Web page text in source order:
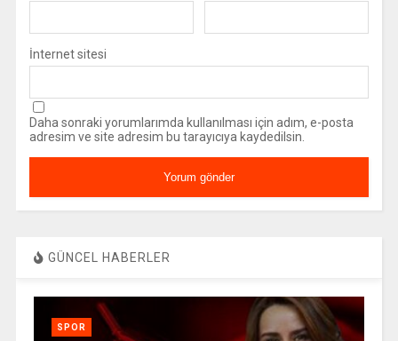
İnternet sitesi
Daha sonraki yorumlarımda kullanılması için adım, e-posta
adresim ve site adresim bu tarayıcıya kaydedilsin.
GÜNCEL HABERLER
SPOR